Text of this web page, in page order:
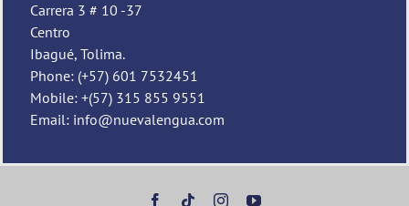
Carrera 3 # 10 -37
Centro
Ibagué, Tolima.
Phone: (+57) 601 7532451
Mobile: +(57) 315 855 9551
Email: info@nuevalengua.com